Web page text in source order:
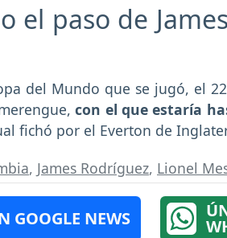
el paso de
del Mundo que se jugó, el
con el que estaría
fichó por el Everton de
, James Rodríguez, Lionel
GOOGLE NEWS